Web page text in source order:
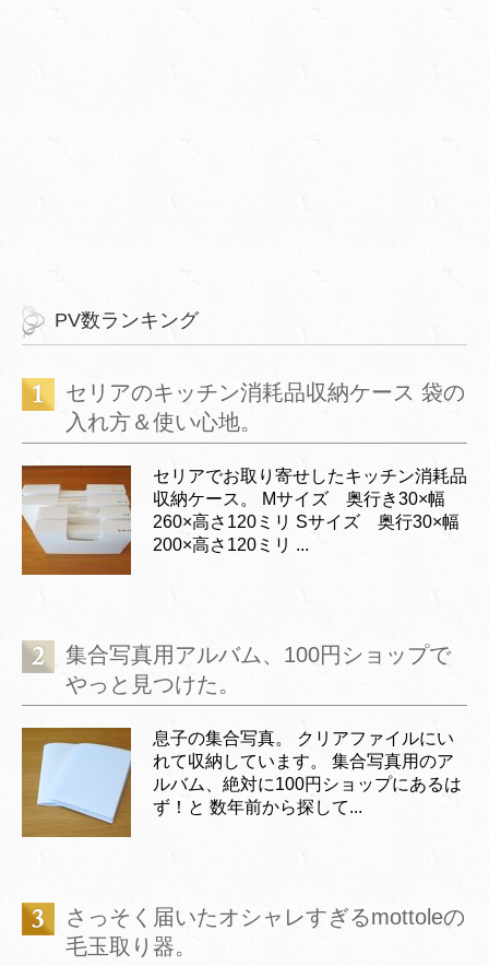
PV数ランキング
セリアのキッチン消耗品収納ケース 袋の
入れ方＆使い心地。
セリアでお取り寄せしたキッチン消耗品
収納ケース。 Mサイズ 奥行き30×幅
260×高さ120ミリ Sサイズ 奥行30×幅
200×高さ120ミリ ...
集合写真用アルバム、100円ショップで
やっと見つけた。
息子の集合写真。 クリアファイルにい
れて収納しています。 集合写真用のア
ルバム、絶対に100円ショップにあるは
ず！と 数年前から探して...
さっそく届いたオシャレすぎるmottoleの
毛玉取り器。